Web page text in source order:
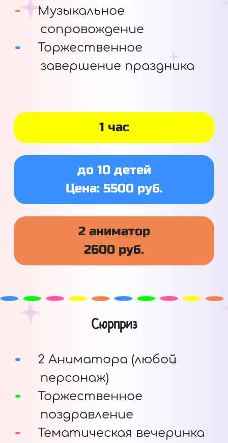
Музыкальное
сопровождение
Торжественное
завершение праздника
1 час
до 10 детей
Цена: 5500 руб.
2 аниматор
2600 руб.
Сюрприз
2 Аниматора (любой
персонаж)
Торжественное
поздравление
Тематическая вечеринка